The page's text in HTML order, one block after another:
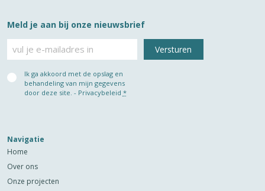
Meld je aan bij onze nieuwsbrief
mailadres
Privacy
(Vereist)
Ik ga akkoord met de opslag en
behandeling van mijn gegevens
door deze site. - Privacybeleid *
Navigatie
Home
Over ons
Onze projecten